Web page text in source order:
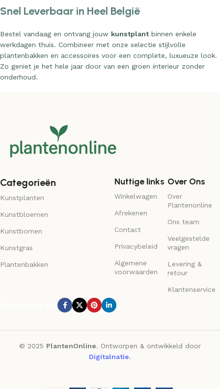
Snel Leverbaar in Heel België
Bestel vandaag en ontvang jouw kunstplantbinnen enkele
werkdagen thuis. Combineer met onze selectie stijlvolle
plantenbakken en accessoires voor een complete, luxueuze look.
Zo geniet je het hele jaar door van een groen interieur zonder
onderhoud.
Categorieën
Kunstplanten
Kunstbloemen
Kunstbomen
Kunstgras
Plantenbakken
Nuttige links
Winkelwagen
Afrekenen
Contact
Privacybeleid
Algemene
voorwaarden
Over Ons
Over
Plantenonline
Ons team
Veelgestelde
vragen
Levering &
retour
Klantenservice
© 2025 PlantenOnline. Ontworpen & ontwikkeld door
Digitalnatie.